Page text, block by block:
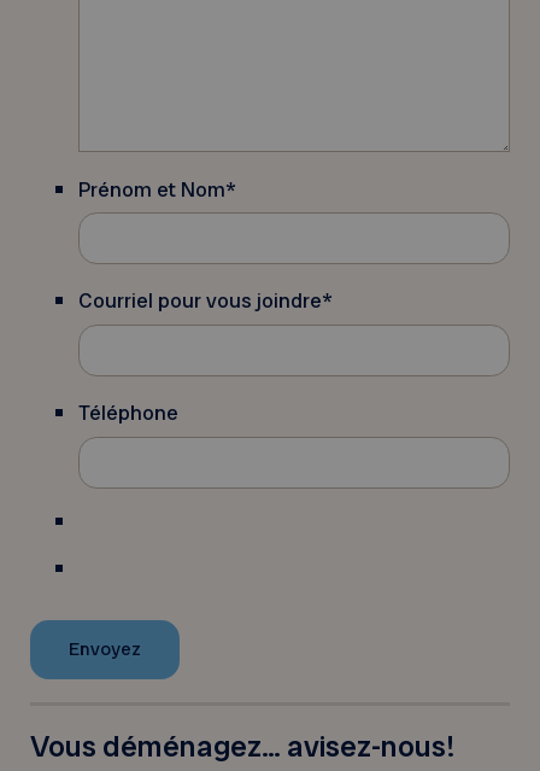
Prénom et Nom*
Courriel pour vous joindre*
Téléphone
Vous déménagez… avisez-nous!